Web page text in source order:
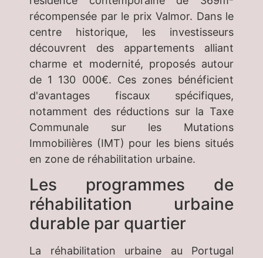
récompensée par le prix Valmor. Dans le
centre historique, les investisseurs
découvrent des appartements alliant
charme et modernité, proposés autour
de 1 130 000€. Ces zones bénéficient
d'avantages fiscaux spécifiques,
notamment des réductions sur la Taxe
Communale sur les Mutations
Immobilières (IMT) pour les biens situés
en zone de réhabilitation urbaine.
Les programmes de
réhabilitation urbaine
durable par quartier
La réhabilitation urbaine au Portugal